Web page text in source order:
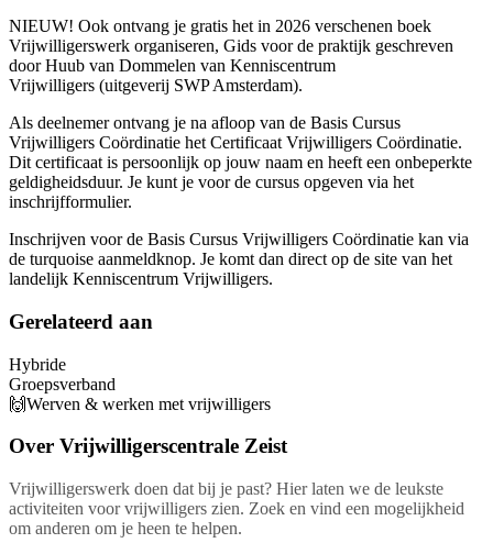
NIEUW! Ook ontvang je gratis het in 2026 verschenen boek
Vrijwilligerswerk organiseren, Gids voor de praktijk geschreven
door Huub van Dommelen van Kenniscentrum
Vrijwilligers (uitgeverij SWP Amsterdam).
Als deelnemer ontvang je na afloop van de Basis Cursus
Vrijwilligers Coördinatie het Certificaat Vrijwilligers Coördinatie.
Dit certificaat is persoonlijk op jouw naam en heeft een onbeperkte
geldigheidsduur. Je kunt je voor de cursus opgeven via het
inschrijfformulier.
Inschrijven voor de Basis Cursus Vrijwilligers Coördinatie kan via
de turquoise aanmeldknop. Je komt dan direct op de site van het
landelijk Kenniscentrum Vrijwilligers.
Gerelateerd aan
Hybride
Groepsverband
🙌Werven & werken met vrijwilligers
Over Vrijwilligerscentrale Zeist
Vrijwilligerswerk doen dat bij je past? Hier laten we de leukste
activiteiten voor vrijwilligers zien. Zoek en vind een mogelijkheid
om anderen om je heen te helpen.